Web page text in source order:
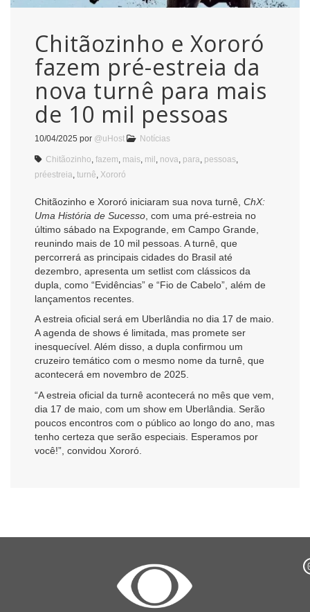
Chitãozinho e Xororó
fazem pré-estreia da
nova turnê para mais
de 10 mil pessoas
10/04/2025 por @uHost Notícias
Chitãozinho fazem mais mil nova para pessoas
préestreia turnê Xororó
Chitãozinho e Xororó iniciaram sua nova turnê, ChX:
Uma História de Sucesso , com uma pré-estreia no
último sábado na Expogrande, em Campo Grande,
reunindo mais de 10 mil pessoas. A turnê, que
percorrerá as principais cidades do Brasil até
dezembro, apresenta um setlist com clássicos da
dupla, como “Evidências” e “Fio de Cabelo”, além de
lançamentos recentes.
A estreia oficial será em Uberlândia no dia 17 de maio.
A agenda de shows é limitada, mas promete ser
inesquecível. Além disso, a dupla confirmou um
cruzeiro temático com o mesmo nome da turnê, que
acontecerá em novembro de 2025.
“A estreia oficial da turnê acontecerá no mês que vem,
dia 17 de maio, com um show em Uberlândia. Serão
poucos encontros com o público ao longo do ano, mas
tenho certeza que serão especiais. Esperamos por
você!”, convidou Xororó.